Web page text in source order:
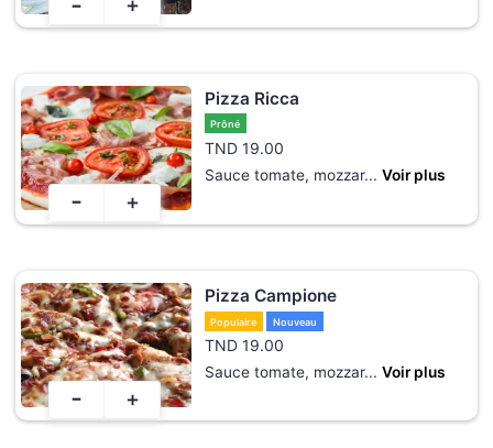
Pizza Ricca
Prôné
TND 19.00
Sauce tomate, mozzar... Voir plus
- +
Pizza Campione
Populaire Nouveau
TND 19.00
Sauce tomate, mozzar... Voir plus
- +